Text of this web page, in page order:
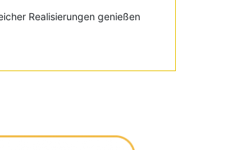
Realisierungen genießen